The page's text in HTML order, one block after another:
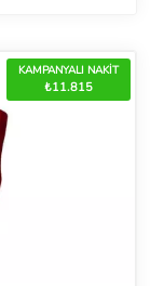
KAMPANYALI NAKİT
₺11.815